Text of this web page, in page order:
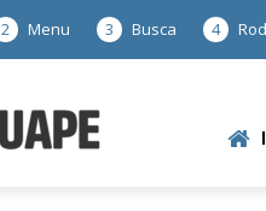
2 Menu 3 Busca 4